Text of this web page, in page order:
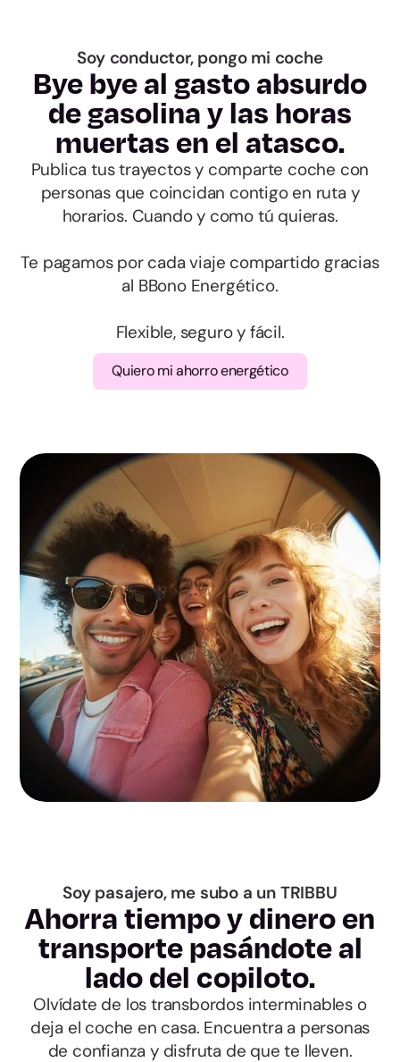
Ávila
Burgos
León
Palencia
Salamanca
Segovia
Soria
Zamora
Albacete
Ciudad Real
Cuenca
Guadalajara
Toledo
Barcelona
Lleida
Tarragona
Alicante
Castellón
Soy conductor, pongo mi coche
Bye bye al gasto absurdo
de gasolina y las horas
muertas en el atasco.
Publica tus trayectos y comparte coche con
personas que coincidan contigo en ruta y
horarios. Cuando y como tú quieras.
Te pagamos por cada viaje compartido gracias
al BBono Energético.
Flexible, seguro y fácil.
Quiero mi ahorro energético
Soy pasajero, me subo a un TRIBBU
Ahorra tiempo y dinero en
transporte pasándote al
lado del copiloto.
Olvídate de los transbordos interminables o
deja el coche en casa. Encuentra a personas
de confianza y disfruta de que te lleven.